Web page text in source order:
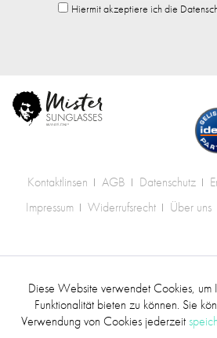
Hiermit akzeptiere ich die
Kontaktlinsen AGB Datenschutz
Impressum
Widerrufsrecht Über uns
Versandkosten.
Funktionale
Diese Website verwendet Cookies, um
Funktionalität bieten zu können. Sie
Verwendung von Cookies jederzeit